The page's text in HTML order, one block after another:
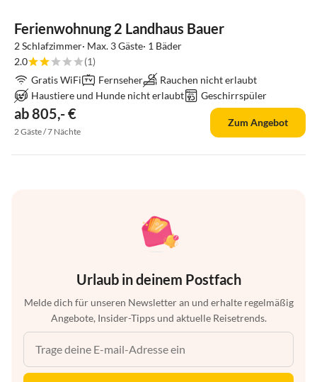
Ferienwohnung 2 Landhaus Bauer
2 Schlafzimmer· Max. 3 Gäste· 1 Bäder
2.0
(1)
Gratis WiFi
Fernseher
Rauchen nicht erlaubt
Haustiere und Hunde nicht erlaubt
Geschirrspüler
ab 805,- €
2 Gäste / 7 Nächte
Zum Angebot
Urlaub in deinem Postfach
Melde dich für unseren Newsletter an und erhalte regelmäßig
Angebote, Insider-Tipps und aktuelle Reisetrends.